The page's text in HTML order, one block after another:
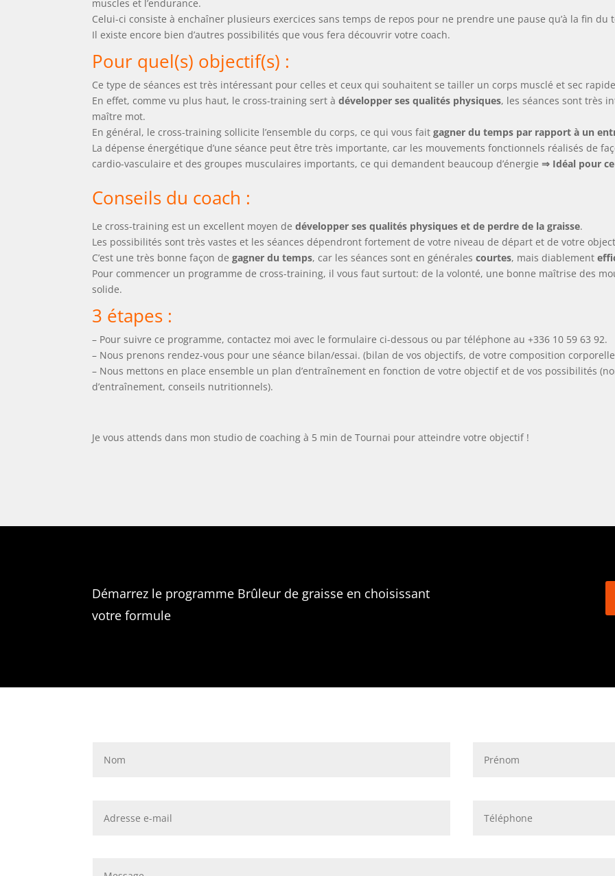
muscles et l’endurance.
Celui-ci consiste à enchaîner plusieurs exercices sans temps de repos pour ne prendre une pause qu’à la fin
Il existe encore bien d’autres possibilités que vous fera découvrir votre coach.
Pour quel(s) objectif(s) :
Ce type de séances est très intéressant pour celles et ceux qui souhaitent se tailler un corps musclé et sec
En effet, comme vu plus haut, le cross-training sert àdévelopper ses qualités physiques, les séances sont très
maître mot.
En général, le cross-training sollicite l’ensemble du corps, ce qui vous faitgagner du temps par rapport à un
La dépense énergétique d’une séance peut être très importante, car les mouvements fonctionnels réalisés de
cardio-vasculaire et des groupes musculaires importants, ce qui demandent beaucoup d’énergie⇒ Idéal pour
Conseils du coach :
Le cross-training est un excellent moyen dedévelopper ses qualités physiques et de perdre de la graisse.
Les possibilités sont très vastes et les séances dépendront fortement de votre niveau de départ et de votre
C’est une très bonne façon degagner du temps, car les séances sont en généralescourtes, mais diablement
Pour commencer un programme de cross-training, il vous faut surtout: de la volonté, une bonne maîtrise des
solide.
3 étapes :
– Pour suivre ce programme, contactez moi avec le formulaire ci-dessous ou par téléphone au +336 10 59 63 92.
– Nous prenons rendez-vous pour une séance bilan/essai. (bilan de vos objectifs, de votre composition
– Nous mettons en place ensemble un plan d’entraînement en fonction de votre objectif et de vos possibilités
d’entraînement, conseils nutritionnels).
Je vous attends dans mon studio de coaching à 5 min de Tournai pour atteindre votre objectif !
Démarrez le programme Brûleur de graisse en choisissant
votre formule